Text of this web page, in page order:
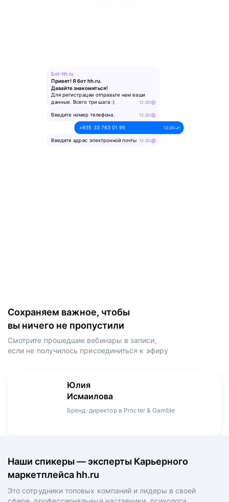
Бот-hh.ru
Привет! Я бот hh.ru.
Давайте знакомиться!
Для регистрации отправьте нам ваши
данные. Всего три шага :)
12:20
Введите номер телефона. 12:20
+935 33 763 01 95 12:20
Введите адрес электронной почты 12:20
Сохраняем важное, чтобы
вы ничего не пропустили
Смотрите прошедшие вебинары в записи,
если не получилось присоединиться к эфиру
Юлия
Исмаилова
Бренд-директор в Procter & Gamble
Игорь
Зуриев
Руководитель ИТ-проектов, международный
Мария
Оборина
Менеджер продукта в hh.ru
Денис
Мерзлов
Креативный директор в XReady Lab, ex-КРОК
Даниил
Харламов
Head Product Manager в Ozon / ex-Huawei,
Наши спикеры — эксперты Карьерного
маркетплейса hh.ru
Это сотрудники топовых компаний и лидеры в своей